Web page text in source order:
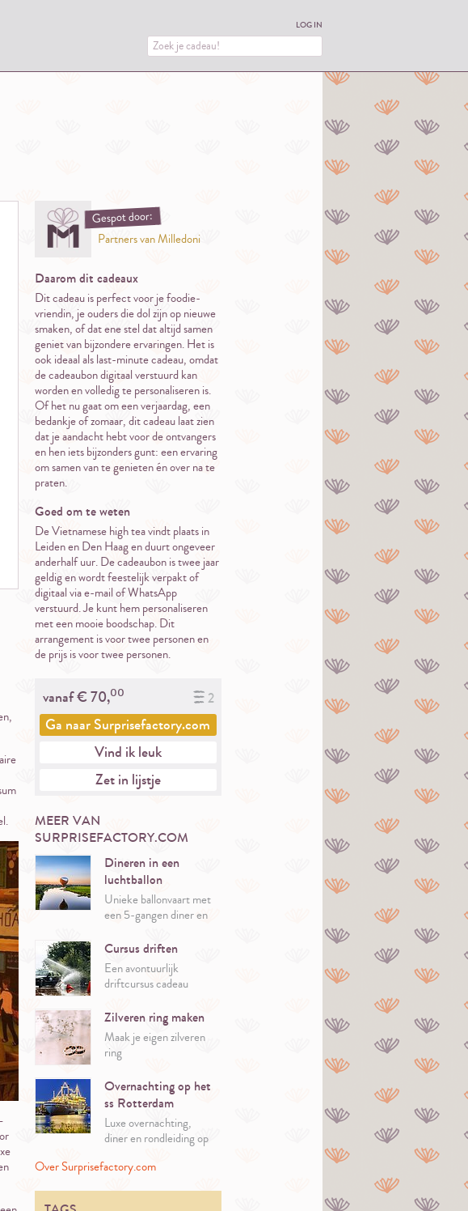
LOG IN
Gespot door:
Partners van Milledoni
Daarom dit cadeaux
Dit cadeau is perfect voor je foodie-
vriendin, je ouders die dol zijn op nieuwe
smaken, of dat ene stel dat altijd samen
geniet van bijzondere ervaringen. Het is
ook ideaal als last-minute cadeau, omdat
de cadeaubon digitaal verstuurd kan
worden en volledig te personaliseren is.
Of het nu gaat om een verjaardag, een
bedankje of zomaar, dit cadeau laat zien
dat je aandacht hebt voor de ontvangers
en hen iets bijzonders gunt: een ervaring
om samen van te genieten én over na te
praten.
Goed om te weten
De Vietnamese high tea vindt plaats in
Leiden en Den Haag en duurt ongeveer
anderhalf uur. De cadeaubon is twee jaar
geldig en wordt feestelijk verpakt of
digitaal via e-mail of WhatsApp
verstuurd. Je kunt hem personaliseren
met een mooie boodschap. Dit
arrangement is voor twee personen en
de prijs is voor twee personen.
2
vanaf €70,00
Ga naarSurprisefactory.com
Vind ik leuk
Zet in lijstje
MEER VAN
SURPRISEFACTORY.COM
Dineren in een
luchtballon
Unieke ballonvaart met
een 5-gangen diner en
Nederland.
Cursus driften
Een avontuurlijk
driftcursus cadeau
autoliefhebbers
Zilveren ring maken
Maak je eigen zilveren
ring
Overnachting op het
ss Rotterdam
Luxe overnachting,
diner en rondleiding op
Rotterdam.
Over Surprisefactory.com